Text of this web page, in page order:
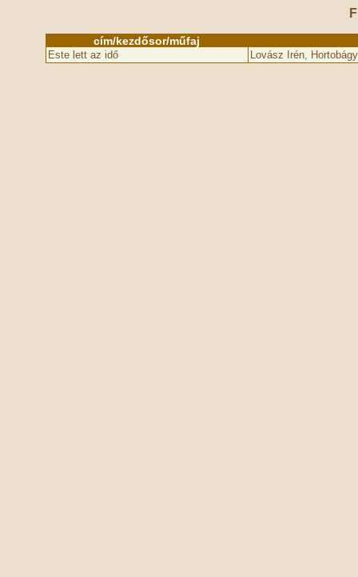
cím/kezdősor/műfaj
Este lett az idő Lovász Irén,